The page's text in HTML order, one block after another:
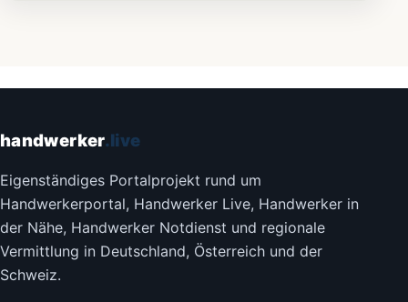
handwerker.live
Eigenständiges Portalprojekt rund um
Handwerkerportal, Handwerker Live, Handwerker in
der Nähe, Handwerker Notdienst und regionale
Vermittlung in Deutschland, Österreich und der
Schweiz.